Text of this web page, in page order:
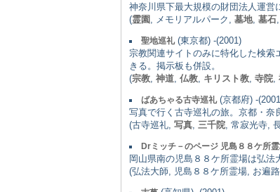
神奈川県下最大規模の財団法人運営
(霊園 , メモリアルパーク, 墓地, 墓石
聖地巡礼(東京都) -(2001)
宗教関連サイトのみに特化した検
きる。掲示板も併設。
(宗教 神道 仏教 キリスト教 寺院
ばあちゃる古寺巡礼(京都府) -
写真で行く古寺巡礼の旅。京都・奈
(古寺巡礼, 写真 三千院 , 常寂光寺,
Drミッチ－のページ 児島８８ケ所
岡山県南の児島８８ケ所霊場は弘
(弘法大師, 児島８８ケ所霊場, お遍